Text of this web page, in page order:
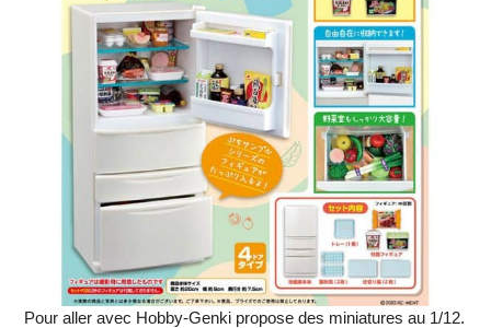
Pour aller avec Hobby-Genki propose des miniatures au 1/12.